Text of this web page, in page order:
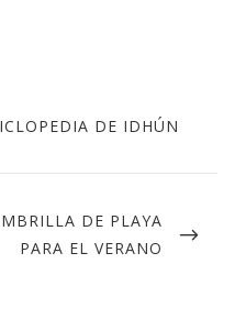
DE IDHÚN
DE PLAYA
PARA EL VERANO